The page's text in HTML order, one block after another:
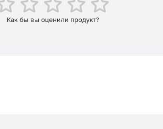
доступа; полный учет всех действий.
Как бы вы оценили продукт?